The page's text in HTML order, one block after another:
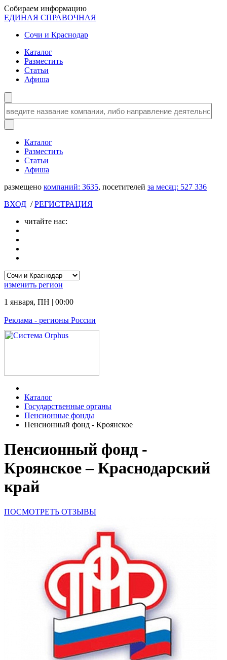
Собираем информацию
ЕДИНАЯ СПРАВОЧНАЯ
Сочи и Краснодар
Каталог
Разместить
Статьи
Афиша
Каталог
Разместить
Статьи
Афиша
размещено компаний: 3635, посетителей за месяц: 527 336
ВХОД /РЕГИСТРАЦИЯ
читайте нас:
изменить регион
1 января, ПН | 00:00
Реклама - регионы России
Каталог
Государственные органы
Пенсионные фонды
Пенсионный фонд - Кроянское
Пенсионный фонд -
Кроянское – Краснодарский
край
ПОСМОТРЕТЬ ОТЗЫВЫ